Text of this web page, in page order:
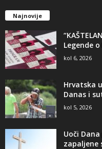
Najnovije
Legende
kol 6, 2026
Hrvatska
Danas i
kol 5, 2026
Uoči
zapaljene